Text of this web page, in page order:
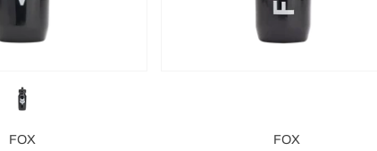
FOX FOX